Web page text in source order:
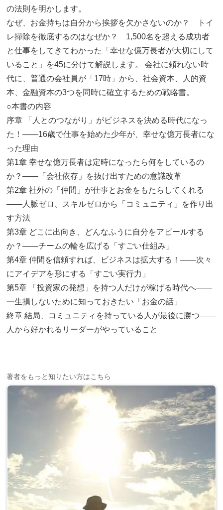
の法則を明かします。
なぜ、お金持ちは自分から挨拶を欠かさないのか？ トイ
レ掃除を徹底するのはなぜか？ 1,500名を超える成功者
と仕事をしてきてわかった「幸せな億万長者が大切にして
いること」を45に分けて解説します。 会社に頼れない時
代に、普通の会社員が「17時」から、社会資本、人的資
本、金融資本の3つを同時に確立するための戦略書。
○本書の内容
序章 「人とのつながり」がビジネスを決める時代になっ
た！――16歳で仕事を始めた少年が、幸せな億万長者にな
った理由
第1章 幸せな億万長者は定時になったら何をしているの
か？――「会社依存」を抜け出すための意識改革
第2章 社外の「仲間」が仕事とお金をもたらしてくれる
――人脈ゼロ、スキルゼロから「コミュニティ」を作り出
す方法
第3章 どこに出向き、どんなふうに自分をアピールする
か？――チームの輪を広げる「すごい仕組み」
第4章 仲間を信頼すれば、ビジネスは拡大する！――次々
にアイデアを形にする「すごい実行力」
第5章 「投資家の発想」を持つ人だけが稼げる時代へ――
一生損しないために知っておきたい「お金の話」
終章 結局、コミュニティを持っている人が最後に勝つ――
人から好かれるリーダーがやっていること
著者をもっと知りたい方はこちら